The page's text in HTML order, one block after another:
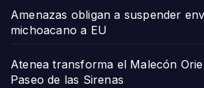
Amenazas obligan a suspender
michoacano a EU
Atenea transforma el Malecón
Paseo de las Sirenas